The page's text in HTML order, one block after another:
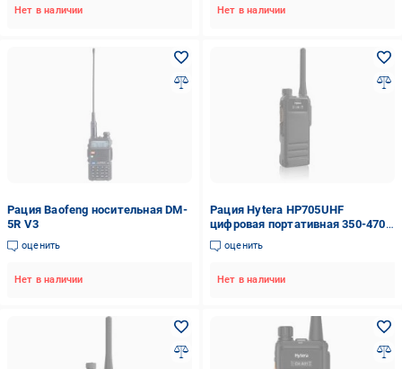
Нет в наличии Нет в наличии
Рация Baofeng носительная DM-
5R V3
оценить
Нет в наличии
Рация Hytera HP705UHF
цифровая портативная 350-470
МГц 4 Вт 1024 канала
оценить
Нет в наличии